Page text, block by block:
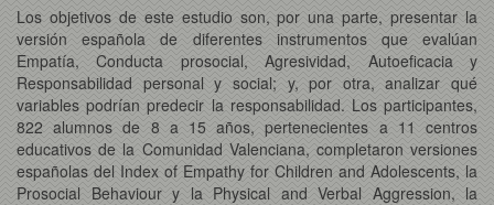
Los objetivos de este estudio son, por una parte, presentar la
versión española de diferentes instrumentos que evalúan
Empatía, Conducta prosocial, Agresividad, Autoeficacia y
Responsabilidad personal y social; y, por otra, analizar qué
variables podrían predecir la responsabilidad. Los participantes,
822 alumnos de 8 a 15 años, pertenecientes a 11 centros
educativos de la Comunidad Valenciana, completaron versiones
españolas del Index of Empathy for Children and Adolescents, la
Prosocial Behaviour y la Physical and Verbal Aggression, la